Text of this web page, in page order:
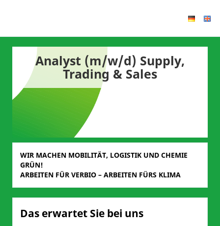
Analyst (m/w/d) Supply,
Trading & Sales
WIR MACHEN MOBILITÄT, LOGISTIK UND CHEMIE
GRÜN!
ARBEITEN FÜR VERBIO – ARBEITEN FÜRS KLIMA
Das erwartet Sie bei uns